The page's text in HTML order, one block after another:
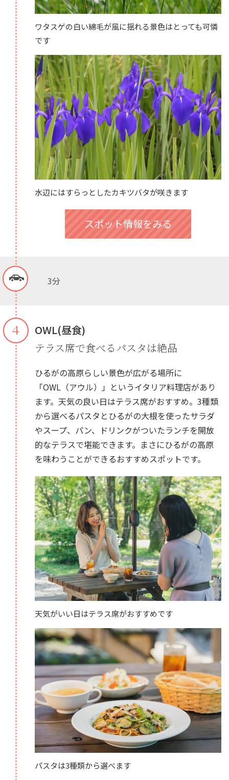
ワタスゲの白い綿毛が風に揺れる景色はとっても可憐
です
水辺にはすらっとしたカキツバタが咲きます
スポット情報をみる
3分
４
OWL(昼食)
テラス席で食べるパスタは絶品
ひるがの高原らしい景色が広がる場所に
「OWL（アウル）」というイタリア料理店があり
ます。天気の良い日はテラス席がおすすめ。3種類
から選べるパスタとひるがの大根を使ったサラダ
やスープ、パン、ドリンクがついたランチを開放
的なテラスで堪能できます。まさにひるがの高原
を味わうことができるおすすめスポットです。
天気がいい日はテラス席がおすすめです
パスタは3種類から選べます